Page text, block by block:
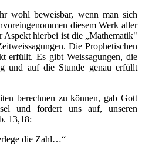
wohl beweisbar, wenn man sich
diesem Werk aller
Aspekt hierbei ist die „Mathematik"
Die Prophetischen
erfüllt. Es gibt Weissagungen, die
und auf die Stunde genau erfüllt
berechnen zu können, gab Gott
und fordert uns auf, unseren
13,18:
die Zahl…“